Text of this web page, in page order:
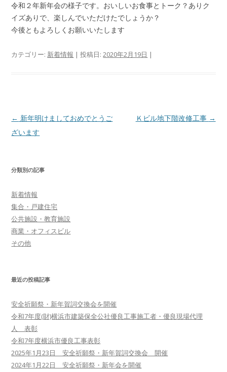
令和２年新年会の様子です。おいしいお食事とトーク？ありク
イズありで、楽しんでいただけたでしょうか？
今後ともよろしくお願いいたします
カテゴリー: 新着情報 | 投稿日:2020年2月19日 |
投
稿
ゲ
ー
シ
ョ
ン
← 新年明けましておめでとうご
ざいます
Ｋビル地下階改修工事 →
分類別の記事
新着情報
集合・戸建住宅
公共施設・教育施設
商業・オフィスビル
その他
最近の投稿記事
安全祈願祭・新年賀詞交換会を開催
令和7年度(財)横浜市建築保全公社優良工事施工者・優良現場代理
人 表彰
令和7年度横浜市優良工事表彰
2025年1月23日 安全祈願祭・新年賀詞交換会 開催
2024年1月22日 安全祈願祭・新年会を開催